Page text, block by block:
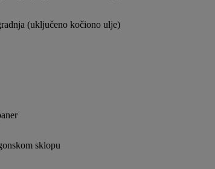
(uključeno kočiono ulje)
sklopu